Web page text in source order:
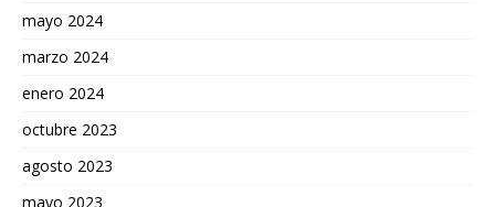
mayo 2024
marzo 2024
enero 2024
octubre 2023
agosto 2023
mayo 2023